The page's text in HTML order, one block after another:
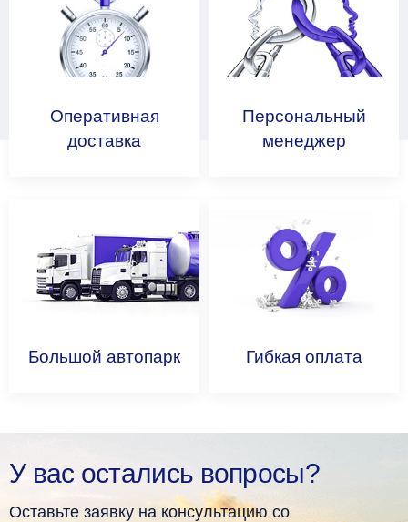
Оперативная
доставка
Персональный
менеджер
Большой автопарк Гибкая оплата
У вас остались вопросы?
Оставьте заявку на консультацию со